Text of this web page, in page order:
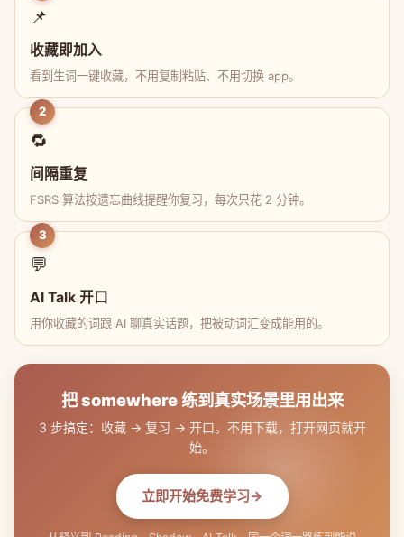
📌
收藏即加入
看到生词一键收藏，不用复制粘贴、不用切换 app。
2
🔁
间隔重复
FSRS 算法按遗忘曲线提醒你复习，每次只花 2 分钟。
3
💬
AI Talk 开口
用你收藏的词跟 AI 聊真实话题，把被动词汇变成能用的。
把 somewhere 练到真实场景里用出来
3 步搞定：收藏 → 复习 → 开口。不用下载，打开网页就开
始。
立即开始免费学习